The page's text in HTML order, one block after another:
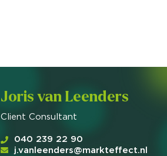
Joris van Leenders
Client Consultant
040 239 22 90
j.vanleenders@markteffect.nl